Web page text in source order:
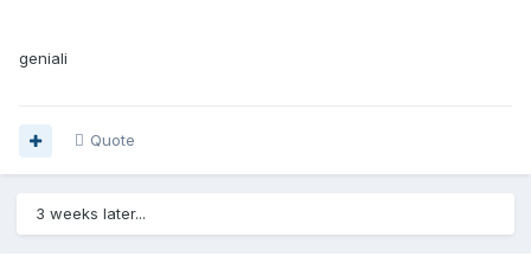
geniali
Quote
3 weeks later...